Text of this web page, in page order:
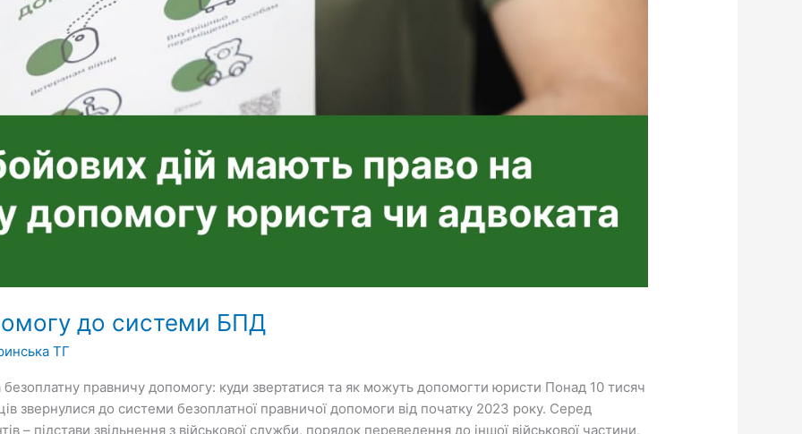
до системи БПД
ТГ
правничу допомогу: куди звертатися та як можуть допомогти юристи Понад 10 тисяч
звернулися до системи безоплатної правничої допомоги від початку 2023 року. Серед
– підстави звільнення з військової служби, порядок переведення до іншої військової частини,